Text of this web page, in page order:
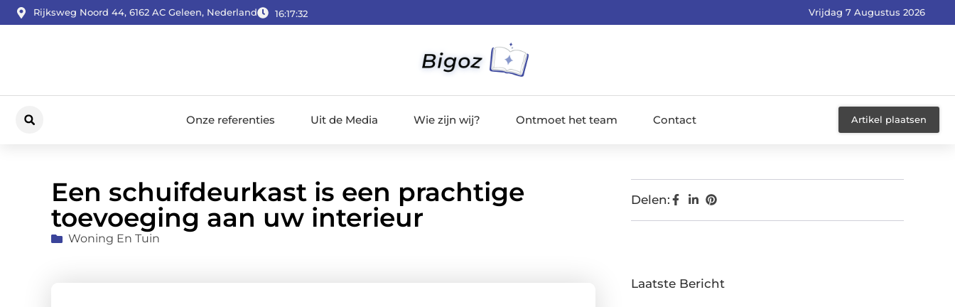
Rijksweg Noord 44, 6162 AC Geleen, Nederland 16:17:33 Vrijdag 7 Augustus 2026
Onze referenties Uit de Media Wie zijn wij? Ontmoet het team Contact Artikel plaatsen
Een schuifdeurkast is een prachtige
toevoeging aan uw interieur
Woning En Tuin
Delen:
Laatste Bericht